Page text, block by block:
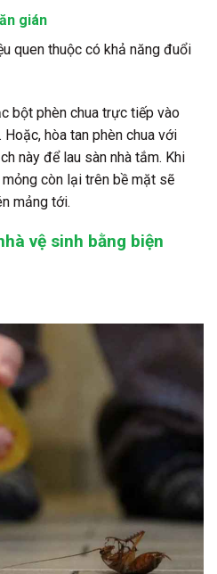
gián
quen thuộc có khả năng đuổi
bột phèn chua trực tiếp vào
hòa tan phèn chua với
này để lau sàn nhà tắm. Khi
còn lại trên bề mặt sẽ
mảng tới.
vệ sinh bằng biện